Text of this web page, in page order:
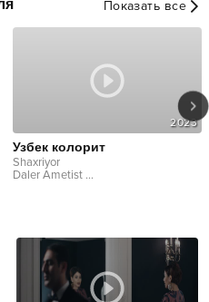
Показать все
2023
Узбек колорит
Shaxriyor
Daler Ametist ...